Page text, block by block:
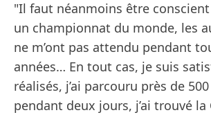
"Il faut néanmoins être
un championnat du monde, les
ne m’ont pas attendu pendant
années… En tout cas, je suis
réalisés, j’ai parcouru près de
pendant deux jours, j’ai trouvé la